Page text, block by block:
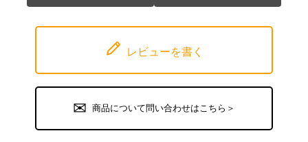
レビューを書く
商品について問い合わせはこちら＞